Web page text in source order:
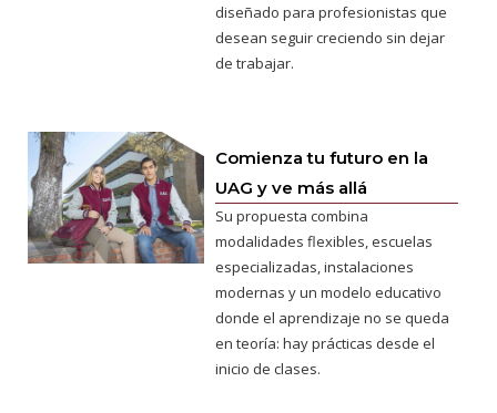
diseñado para profesionistas que
desean seguir creciendo sin dejar
de trabajar.
Comienza tu futuro en la
UAG y ve más allá
Su propuesta combina
modalidades flexibles, escuelas
especializadas, instalaciones
modernas y un modelo educativo
donde el aprendizaje no se queda
en teoría: hay prácticas desde el
inicio de clases.